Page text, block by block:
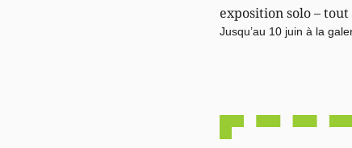
exposition solo –
Jusqu’au 10 juin à la